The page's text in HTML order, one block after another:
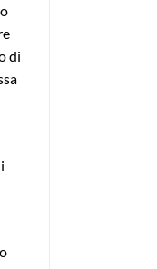
di